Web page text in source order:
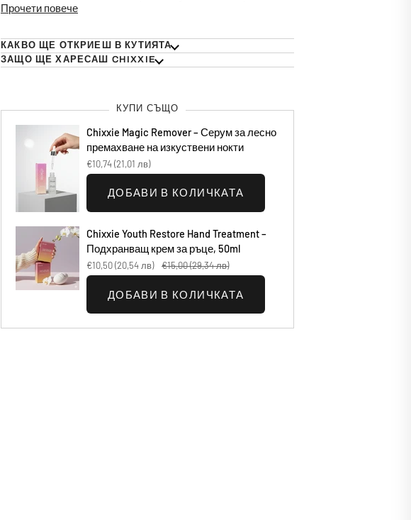
Прочети повече
КАКВО ЩЕ ОТКРИЕШ В КУТИЯТА
ЗАЩО ЩЕ ХАРЕСАШ CHIXXIE
КУПИ СЪЩО
Chixxie Magic Remover – Серум за лесно
премахване на изкуствени нокти
€10,74(21,01 лв)
ДОБАВИ В КОЛИЧКАТА
Chixxie Youth Restore Hand Treatment –
Подхранващ крем за ръце, 50ml
€10,50(20,54 лв) €15,00(29,34 лв)
ДОБАВИ В КОЛИЧКАТА